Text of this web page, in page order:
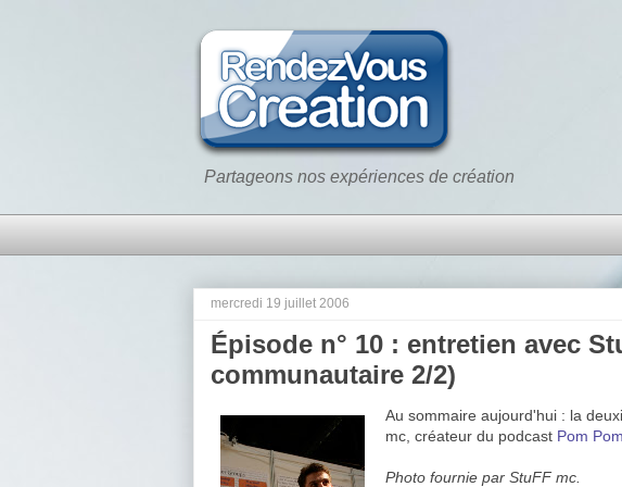
Partageons nos expériences de création
mercredi 19 juillet 2006
Épisode n° 10 : entretien avec
communautaire 2/2)
Au sommaire aujourd'hui : la
mc, créateur du podcast Pom
Photo fournie par StuFF mc.